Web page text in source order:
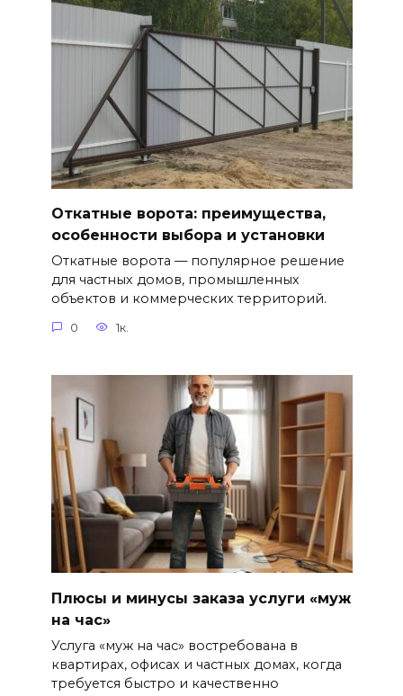
Откатные ворота: преимущества,
особенности выбора и установки
Откатные ворота — популярное решение
для частных домов, промышленных
объектов и коммерческих территорий.
0 1к.
Плюсы и минусы заказа услуги «муж
на час»
Услуга «муж на час» востребована в
квартирах, офисах и частных домах, когда
требуется быстро и качественно